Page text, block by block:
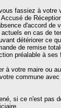
fassiez à votre
de
d'accord de
en cas de
détériorer ce
de remise
préalable à ses
à votre maire ou
commune avec
si ce n'est pas